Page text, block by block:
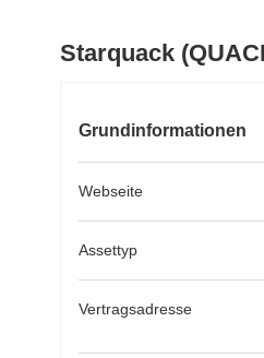
Starquack
Grundinformationen
Webseite
Assettyp
Vertragsadresse